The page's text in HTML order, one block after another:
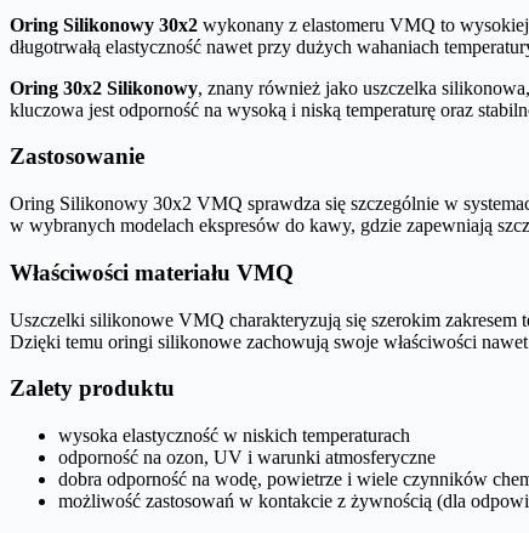
Oring Silikonowy 30x2 wykonany z elastomeru VMQ to
długotrwałą elastyczność nawet przy dużych wahaniach
Oring 30x2 Silikonowy, znany również jako uszczelka
kluczowa jest odporność na wysoką i niską temperaturę oraz
Zastosowanie
Oring Silikonowy 30x2 VMQ sprawdza się szczególnie w
w wybranych modelach ekspresów do kawy, gdzie zapewniają
Właściwości materiału VMQ
Uszczelki silikonowe VMQ charakteryzują się szerokim zakresem
Dzięki temu oringi silikonowe zachowują swoje właściwości
Zalety produktu
wysoka elastyczność w niskich temperaturach
odporność na ozon, UV i warunki atmosferyczne
dobra odporność na wodę, powietrze i wiele czynników
możliwość zastosowań w kontakcie z żywnością (dla